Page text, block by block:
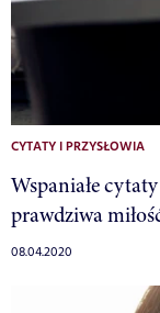
CYTATY I PRZYSŁOWIA
Wspaniałe
prawdziwa
08.04.2020